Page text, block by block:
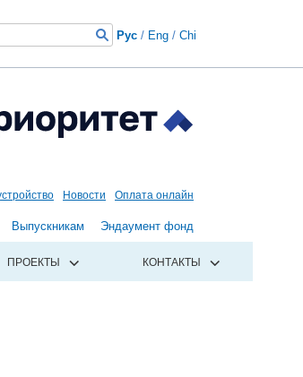
Рус / Eng / Chi
Новости Оплата онлайн
Выпускникам Эндаумент фонд
ПРОЕКТЫ КОНТАКТЫ